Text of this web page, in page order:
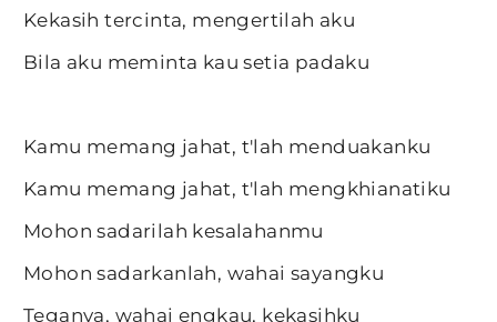
Kekasih tercinta, mengertilah aku
Bila aku meminta kau setia padaku
Kamu memang jahat, t'lah menduakanku
Kamu memang jahat, t'lah mengkhianatiku
Mohon sadarilah kesalahanmu
Mohon sadarkanlah, wahai sayangku
Teganya, wahai engkau, kekasihku